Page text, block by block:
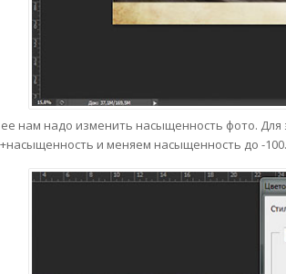
нам надо изменить насыщенность фото.
и меняем насыщенность до -100.